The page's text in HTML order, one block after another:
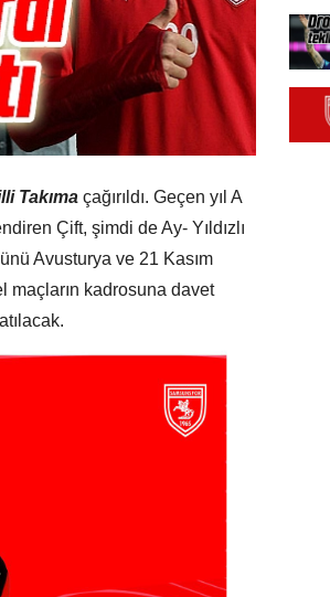
Takıma çağırıldı. Geçen yıl A
Çift, şimdi de Ay- Yıldızlı
Avusturya ve 21 Kasım
maçların kadrosuna davet